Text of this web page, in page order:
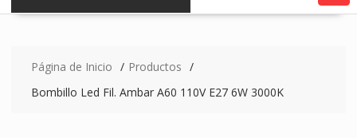
Página de Inicio
Productos
Bombillo Led Fil. Ambar A60 110V E27 6W 3000K